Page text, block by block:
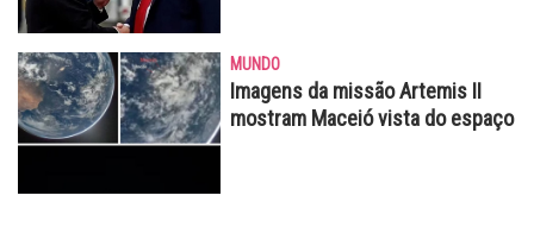
MUNDO
Imagens da missão Artemis II
mostram Maceió vista do espaço